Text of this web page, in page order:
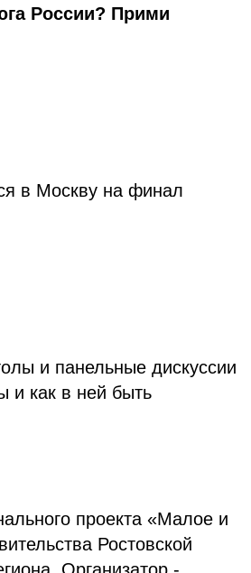
России? Прими
в Москву на финал
и панельные дискуссии
и как в ней быть
проекта «Малое и
Ростовской